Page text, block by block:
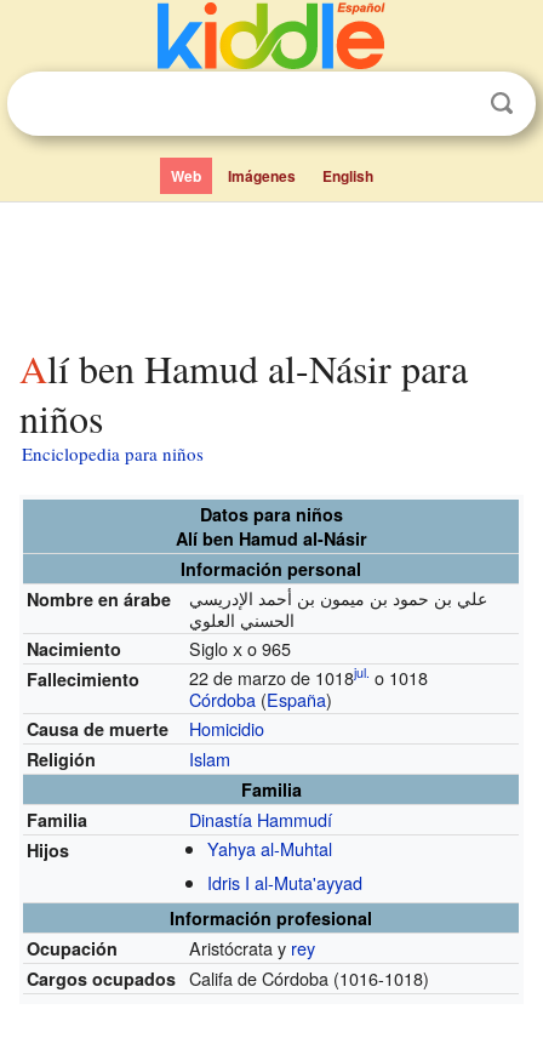
Web Imágenes English
Alí ben Hamud al-Násir para
niños
Enciclopedia para niños
Datos para niños
Alí ben Hamud al-Násir
Información personal
Nombre en árabe
علي بن حمود بن ميمون بن أحمد الإدريسي
الحسني العلوي
Nacimiento Sigloxo 965
Fallecimiento 22 de marzo de 1018jul. o 1018
Córdoba (España)
Causa de muerte Homicidio
Religión Islam
Familia
Familia
Dinastía Hammudí
Hijos
Yahya al-Muhtal
Idris I al-Muta'ayyad
Información profesional
Ocupación
Aristócrata y rey
Cargos ocupados Califa de Córdoba (1016-1018)